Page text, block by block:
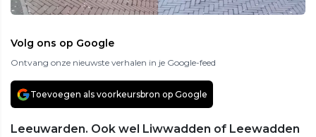
Volg ons op Google
Ontvang onze nieuwste verhalen in je Google-feed
Toevoegen als voorkeursbron op Google
Leeuwarden. Ook wel Liwwadden of Leewadden